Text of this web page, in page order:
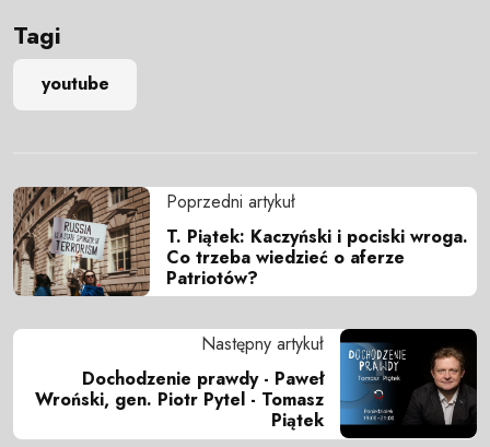
Tagi
youtube
Poprzedni artykuł
T. Piątek: Kaczyński i pociski wroga.
Co trzeba wiedzieć o aferze
Patriotów?
Następny artykuł
Dochodzenie prawdy - Paweł
Wroński, gen. Piotr Pytel - Tomasz
Piątek